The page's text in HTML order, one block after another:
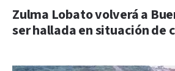
Zulma Lobato volverá a
ser hallada en situación de